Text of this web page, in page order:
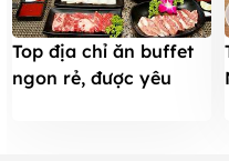
Top địa chỉ ăn buffet
ngon rẻ, được yêu